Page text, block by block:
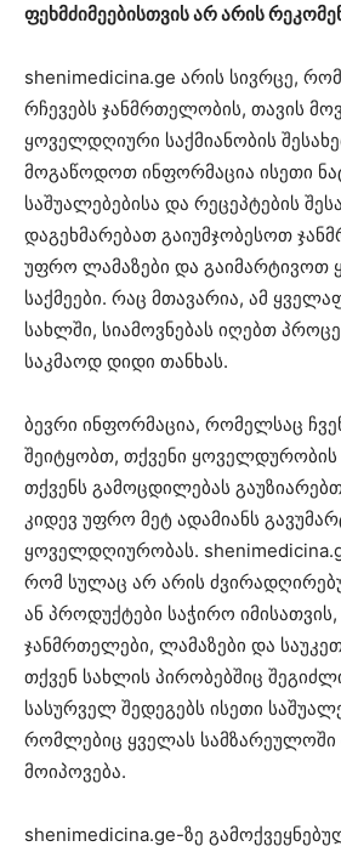
ფეხმძიმეებისთვის არ არის
shenimedicina.ge არის სივრცე,
რჩევებს ჯანმრთელობის, თავის
ყოველდღიური საქმიანობის
მოგაწოდოთ ინფორმაცია ისეთი
საშუალებებისა და რეცეპტების
დაგეხმარებათ გაიუმჯობესოთ
უფრო ლამაზები და გაიმარტივოთ
საქმეები. რაც მთავარია, ამ
სახლში, სიამოვნებას იღებთ
საკმაოდ დიდი თანხას.
ბევრი ინფორმაცია, რომელსაც
შეიტყობთ, თქვენი ყოველდურობის
თქვენს გამოცდილებას
კიდევ უფრო მეტ ადამიანს
ყოველდღიურობას.
რომ სულაც არ არის
ან პროდუქტები საჭირო
ჯანმრთელები, ლამაზები და
თქვენ სახლის პირობებშიც
სასურველ შედეგებს ისეთი
რომლებიც ყველას სამზარეულოში
მოიპოვება.
shenimedicina.ge-ზე